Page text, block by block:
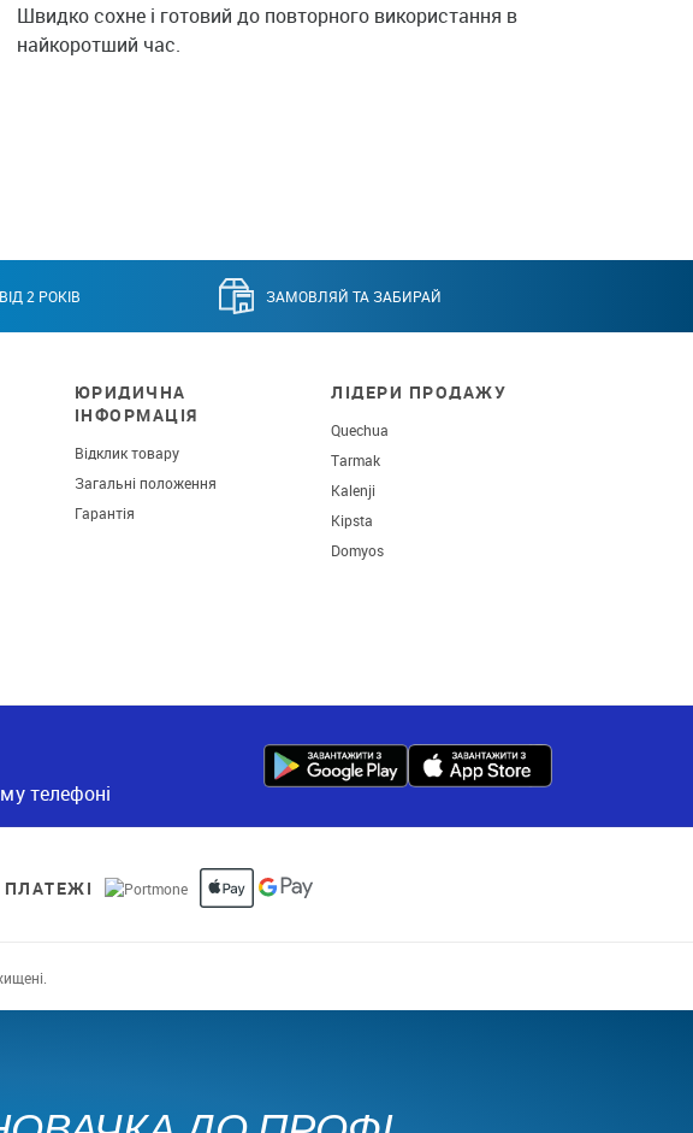
Швидко сохне і готовий до повторного використання в
найкоротший час.
2 РОКІВ ЗАМОВЛЯЙ ТА ЗАБИРАЙ
ЮРИДИЧНА
ІНФОРМАЦІЯ
Відклик товару
Загальні положення
Гарантія
ЛІДЕРИ ПРОДАЖУ
Quechua
Tarmak
Kalenji
Kipsta
Domyos
телефоні